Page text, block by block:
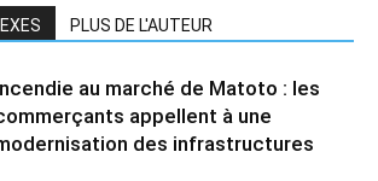
PLUS DE L'AUTEUR
au marché de Matoto : les
appellent à une
des infrastructures